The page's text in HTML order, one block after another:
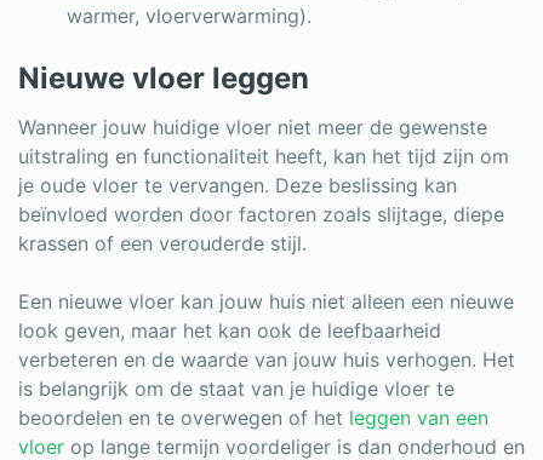
warmer, vloerverwarming).
Nieuwe vloer leggen
Wanneer jouw huidige vloer niet meer de gewenste
uitstraling en functionaliteit heeft, kan het tijd zijn om
je oude vloer te vervangen. Deze beslissing kan
beïnvloed worden door factoren zoals slijtage, diepe
krassen of een verouderde stijl.
Een nieuwe vloer kan jouw huis niet alleen een nieuwe
look geven, maar het kan ook de leefbaarheid
verbeteren en de waarde van jouw huis verhogen. Het
is belangrijk om de staat van je huidige vloer te
beoordelen en te overwegen of het leggen van een
vloer op lange termijn voordeliger is dan onderhoud en